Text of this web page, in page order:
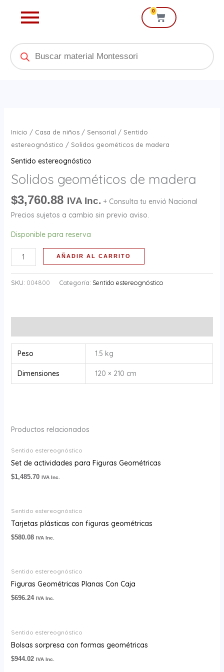
0
Cart
Products
search
Inicio / Casa de niños/ Sensorial / Sentido
estereognóstico / Solidos geométicos de madera
Sentido estereognóstico
Solidos geométicos de madera
$3,760.88 IVA Inc. + Consulta tu envió Nacional
Precios sujetos a cambio sin previo aviso.
Disponible para reserva
geométicos
de
AÑADIR AL CARRITO
SKU: 004800 Categoría: Sentido estereognóstico
Peso 1.5 kg
Dimensiones 120 × 210 cm
Productos relacionados
Sentido estereognóstico
Set de actividades para Figuras Geométricas
$1,485.70 IVA Inc.
Sentido estereognóstico
Tarjetas plásticas con figuras geométricas
$580.08 IVA Inc.
Sentido estereognóstico
Figuras Geométricas Planas Con Caja
$696.24 IVA Inc.
Sentido estereognóstico
Bolsas sorpresa con formas geométricas
$944.02 IVA Inc.